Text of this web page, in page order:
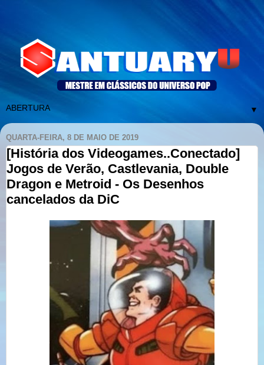
▼
QUARTA-FEIRA, 8 DE MAIO DE 2019
[História dos Videogames..Conectado]
Jogos de Verão, Castlevania, Double
Dragon e Metroid - Os Desenhos
cancelados da DiC